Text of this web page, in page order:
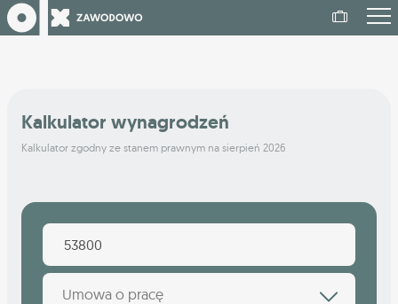
Kalkulator wynagrodzeń
Kalkulator zgodny ze stanem prawnym na sierpień 2026
Umowa o pracę